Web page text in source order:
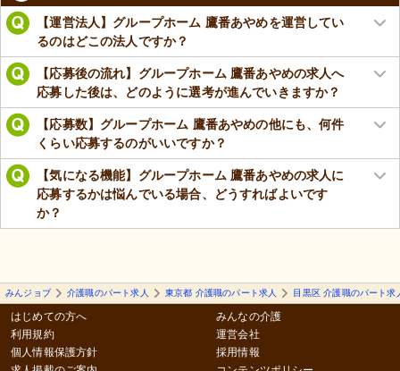
【運営法人】グループホーム 鷹番あやめを運営してい
るのはどこの法人ですか？
【応募後の流れ】グループホーム 鷹番あやめの求人へ
応募した後は、どのように選考が進んでいきますか？
【応募数】グループホーム 鷹番あやめの他にも、何件
くらい応募するのがいいですか？
【気になる機能】グループホーム 鷹番あやめの求人に
応募するかは悩んでいる場合、どうすればよいです
か？
みんジョブ 介護職のパート求人 東京都 介護職のパート求人 目黒区 介護職のパート求
はじめての方へ
利用規約
個人情報保護方針
みんなの介護
運営会社
採用情報